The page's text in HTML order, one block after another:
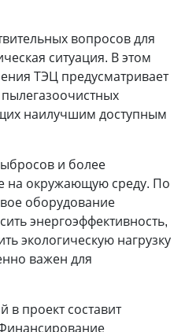
вопросов для
ситуация. В этом
ТЭЦ предусматривает
наилучшим доступным
и более
на окружающую среду. По
оборудование
энергоэффективность,
экологическую нагрузку
важен для
проект составит